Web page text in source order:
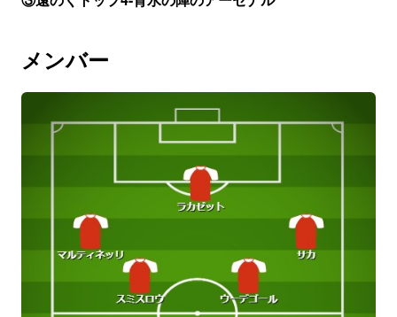
メンバー